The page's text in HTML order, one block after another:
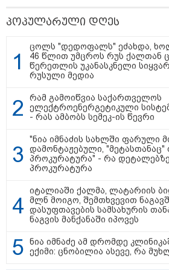
თბილისი -
ლარიდან
თბილისი -
ლარიდან
თბილისი -
პოპულარული დღეს
ცოლს "დედოფალს" ეძახდა,
46 წლით უმცროს რუს ქალთან
წერეთლის უკანასკნელი
რუსული მედია
რამ გამოიწვია საქართველოს
ელექტროენერგეტიკული
- რას ამბობს სემეკ-ის წევრი
"ნია იმნაძის სახლში ფარული
დამონტაჟებული,
პროკურატურა" - რა
პროკურატურა
იტალიაში ქალმა, ლატარიის
მლნ მოიგო, შემთხვევით
დასუფთავების სამსახურის
ნაგვის მანქანაში იპოვეს
ნია იმნაძე ამ დრომდე
ექიმი: ცნობილია ასევე, რა